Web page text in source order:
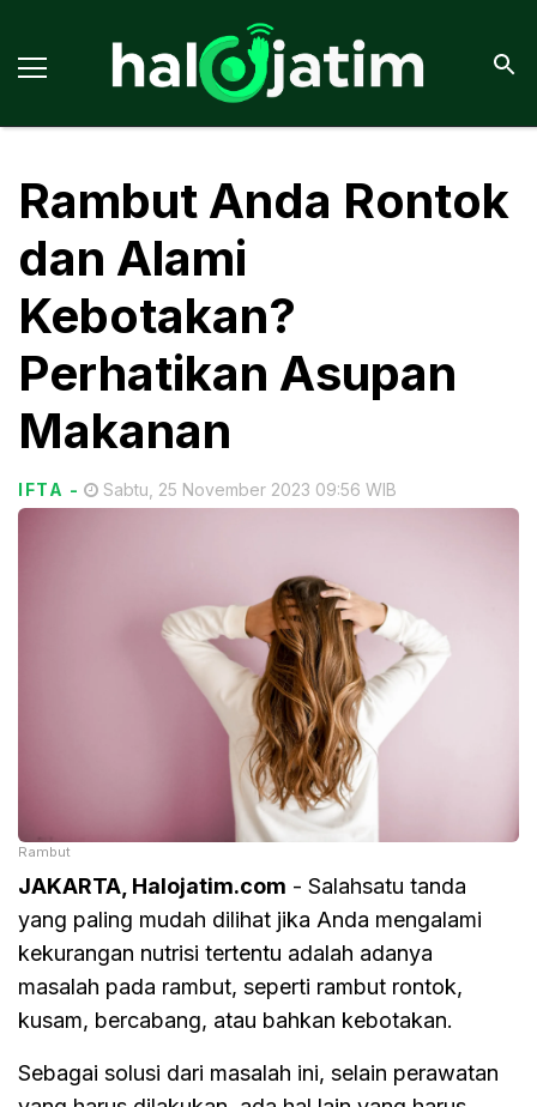
Rambut Anda Rontok
dan Alami
Kebotakan?
Perhatikan Asupan
Makanan
IFTA - Sabtu, 25 November 2023 09:56 WIB
Rambut
JAKARTA, Halojatim.com - Salahsatu tanda
yang paling mudah dilihat jika Anda mengalami
kekurangan nutrisi tertentu adalah adanya
masalah pada rambut, seperti rambut rontok,
kusam, bercabang, atau bahkan kebotakan.
Sebagai solusi dari masalah ini, selain perawatan